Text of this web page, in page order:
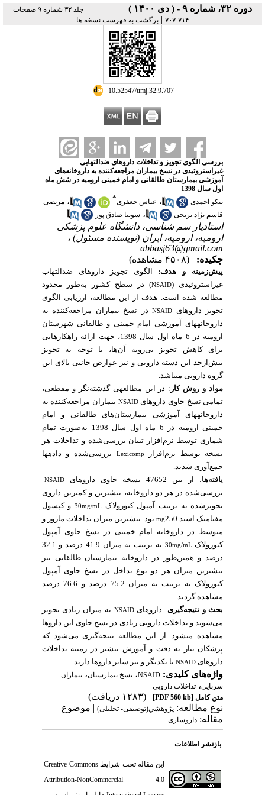
دوره ۳۲، شماره ۹ - ( دی ۱۴۰۰ )
جلد ۳۲ شماره ۹ صفحات
۷۱۴-۷۰۷
| برگشت به فهرست نسخه ها
‎ 10.52547/umj.32.9.707
بررسی الگوی تجویز و تداخلات داروهای ضدالتهابی
غیراستروئیدی در نسخ بیماران مراجعه‌کننده به داروخانه‌های
آموزشی بیمارستان طالقانی و امام خمینی ارومیه در شش ماه
اول سال 1398
نیکو احمدی
، عباس جعفری* ، مرتضی
قاسم نژاد برنجی
، سونیا صادق پور
استادیار سم شناسی، دانشگاه علوم پزشکی
ارومیه، ارومیه، ایران (نویسنده مسئول) ،
abbasj63@gmail.com
چکیده:
(۴۵۰۸ مشاهده)
پیش‌زمینه و هدف: الگوی تجویز دارو­های ضدالتهاب
غیراستروئیدی (NSAID) در سطح کشور به‌طور محدود
مطالعه شده است. هدف از این مطالعه، ارزیابی الگوی
تجویز دارو­های NSAIDدر نسخ بیماران مراجعه‌کننده به
داروخانه­های آموزشی امام خمینی و طالقانی شهرستان
ارومیه در 6 ماه اول سال 1398، جهت ارائه راهکار­هایی
برای کاهش تجویز بی‌رویه آن‌ها، با توجه به تجویز
بیش‌ازحد این دسته­ دارویی و نیز عوارض جانبی بالای این
گروه دارویی می­باشد.
مواد و روش‌ کار : در این مطالعه­ی گذشته‌نگر و مقطعی،
تمامی نسخ حاوی دارو­هایNSAID بیماران مراجعه‌کننده به
داروخانه­های آموزشی بیمارستان‌های طالقانی و امام
خمینی ارومیه در 6 ماه اول سال 1398 به‌صورت تمام
شماری توسط نرم‌افزار تبیان بررسی‌شده و تداخلات هر
نسخه توسط نرم‌افزار
Lexicomp
بررسی‌شده و داده­ها
جمع‌آوری شدند.
یافته‌ها: از بین 47652 نسخه حاوی داروهای NSAID
­
بررسی‌شده در هر دو داروخانه، بیشترین و کمترین داروی
تجویزشده به ترتیب آمپول کتورولاک 30mg/mLو کپسول
مفنامیک اسید
mg250 بود. بیشترین میزان تداخلات ماژور و
متوسط در داروخانه امام خمینی در نسخ حاوی آمپول
کتورولاک 30mg/mL
به ترتیب به میزان 41.9 درصد و 32.1
درصد و همین‌طور در داروخانه بیمارستان طالقانی نیز
بیشترین میزان هر دو نوع تداخل در نسخ حاوی آمپول
کتورولاک به ترتیب به میزان 75.2 درصد و 76.6 درصد
مشاهده گردید
بحث و نتیجه‌گیری: دارو­هایNSAID به میزان زیادی تجویز
می‌شوند و تداخلات دارویی زیادی در نسخ حاوی این دارو­ها
مشاهده می­شود. از این مطالعه نتیجه‌گیری می‌شود که
پزشکان نیاز به دقت و آموزش بیشتر در زمینه تداخلات
دارو­­های NSAIDبا یکدیگر و نیز سایر دارو­ها دارند.
واژه‌های کلیدی: NSAID، نسخ بیمارستان، بیماران
سرپایی، تداخلات دارویی
متن کامل[PDF 560 kb]
(۱۲۸۳ دریافت)
نوع مطالعه: پژوهشي(توصیفی- تحلیلی)| موضوع
مقاله: داروسازی
بازنشر اطلاعات
این مقاله تحت شرایطCreative Commons
Attribution-NonCommercial 4.0